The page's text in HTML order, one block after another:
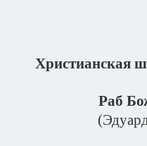
Христианская
Раб